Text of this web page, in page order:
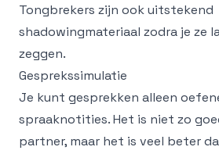
Tongbrekers zijn ook uitstekend
shadowingmateriaal zodra je ze
zeggen.
Gesprekssimulatie
Je kunt gesprekken alleen
spraaknotities. Het is niet zo
partner, maar het is veel beter